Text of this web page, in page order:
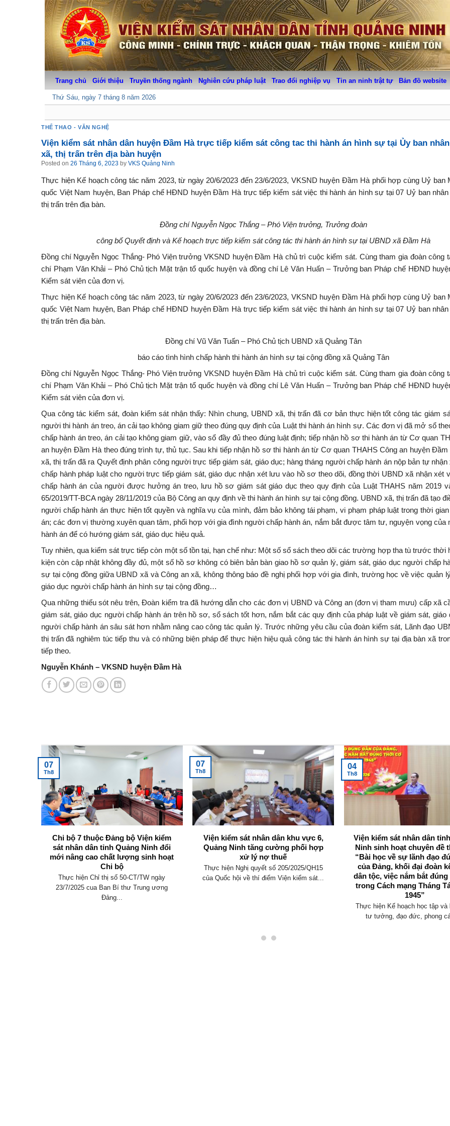
Trang chủ Giới thiệu Truyền thống ngành Nghiên cứu pháp luật Trao đổi nghiệp vụ Tin an ninh trật tự Bản đồ website
Thứ Sáu, ngày 7 tháng 8 năm 2026
THỂ THAO - VĂN NGHỆ
Viện kiểm sát nhân dân huyện Đầm Hà trực tiếp kiểm sát công tac thi hành án hình sự tại Ủy ban
xã, thị trấn trên địa bàn huyện
Posted on 26 Tháng 6, 2023 by VKS Quảng Ninh
Thực hiện Kế hoạch công tác năm 2023, từ ngày 20/6/2023 đến 23/6/2023, VKSND huyện Đầm Hà phối hợp cùng Uỷ ban
quốc Việt Nam huyện, Ban Pháp chế HĐND huyện Đầm Hà trực tiếp kiểm sát việc thi hành án hình sự tại 07 Uỷ ban nhân
thị trấn trên địa bàn.
Đồng chí Nguyễn Ngọc Thắng – Phó Viện trưởng, Trưởng đoàn
công bố Quyết định và Kế hoạch trực tiếp kiểm sát công tác thi hành án hình sự tại UBND xã Đầm Hà
Đồng chí Nguyễn Ngọc Thắng- Phó Viện trưởng VKSND huyện Đầm Hà chủ trì cuộc kiểm sát. Cùng tham gia đoàn công
chí Phạm Văn Khải – Phó Chủ tịch Mặt trận tổ quốc huyện và đồng chí Lê Văn Huấn – Trưởng ban Pháp chế HĐND
Kiểm sát viên của đơn vị.
Thực hiện Kế hoạch công tác năm 2023, từ ngày 20/6/2023 đến 23/6/2023, VKSND huyện Đầm Hà phối hợp cùng Uỷ ban
quốc Việt Nam huyện, Ban Pháp chế HĐND huyện Đầm Hà trực tiếp kiểm sát việc thi hành án hình sự tại 07 Uỷ ban nhân
thị trấn trên địa bàn.
Đồng chí Vũ Văn Tuấn – Phó Chủ tịch UBND xã Quảng Tân
báo cáo tình hình chấp hành thi hành án hình sự tại cộng đồng xã Quảng Tân
Đồng chí Nguyễn Ngọc Thắng- Phó Viện trưởng VKSND huyện Đầm Hà chủ trì cuộc kiểm sát. Cùng tham gia đoàn công
chí Phạm Văn Khải – Phó Chủ tịch Mặt trận tổ quốc huyện và đồng chí Lê Văn Huấn – Trưởng ban Pháp chế HĐND
Kiểm sát viên của đơn vị.
Qua công tác kiểm sát, đoàn kiểm sát nhận thấy: Nhìn chung, UBND xã, thị trấn đã cơ bản thực hiện tốt công tác giám
người thi hành án treo, án cải tạo không giam giữ theo đúng quy định của Luật thi hành án hình sự. Các đơn vị đã mở sổ
chấp hành án treo, án cải tạo không giam giữ, vào sổ đầy đủ theo đúng luật định; tiếp nhận hồ sơ thi hành án từ Cơ quan
an huyện Đầm Hà theo đúng trình tự, thủ tục. Sau khi tiếp nhận hồ sơ thi hành án từ Cơ quan THAHS Công an huyện Đầm
xã, thị trấn đã ra Quyết định phân công người trực tiếp giám sát, giáo dục; hàng tháng người chấp hành án nộp bản tự nhận
chấp hành pháp luật cho người trực tiếp giám sát, giáo dục nhận xét lưu vào hồ sơ theo dõi, đồng thời UBND xã nhận xét
chấp hành án của người được hưởng án treo, lưu hồ sơ giám sát giáo dục theo quy định của Luật THAHS năm 2019
65/2019/TT-BCA ngày 28/11/2019 của Bộ Công an quy định về thi hành án hình sự tại cộng đồng. UBND xã, thị trấn đã tạo
người chấp hành án thực hiện tốt quyền và nghĩa vụ của mình, đảm bảo không tái phạm, vi phạm pháp luật trong thời
án; các đơn vị thường xuyên quan tâm, phối hợp với gia đình người chấp hành án, nắm bắt được tâm tư, nguyện vọng của
hành án để có hướng giám sát, giáo dục hiệu quả.
Tuy nhiên, qua kiểm sát trực tiếp còn một số tồn tại, hạn chế như: Một số sổ sách theo dõi các trường hợp tha tù trước thời
kiện còn cập nhật không đầy đủ, một số hồ sơ không có biên bản bàn giao hồ sơ quản lý, giám sát, giáo dục người chấp
sự tại cộng đồng giữa UBND xã và Công an xã, không thông báo đề nghị phối hợp với gia đình, trường học về việc quản
giáo dục người chấp hành án hình sự tại cộng đồng…
Qua những thiếu sót nêu trên, Đoàn kiểm tra đã hướng dẫn cho các đơn vị UBND và Công an (đơn vị tham mưu) cấp xã
giám sát, giáo dục người chấp hành án trên hồ sơ, sổ sách tốt hơn, nắm bắt các quy định của pháp luật về giám sát, giáo
người chấp hành án sâu sát hơn nhằm nâng cao công tác quản lý. Trước những yêu cầu của đoàn kiểm sát, Lãnh đạo
thị trấn đã nghiêm túc tiếp thu và có những biện pháp để thực hiện hiệu quả công tác thi hành án hình sự tại địa bàn xã
tiếp theo.
Nguyễn Khánh – VKSND huyện Đầm Hà
Chi bộ 7 thuộc Đảng bộ Viện kiểm
sát nhân dân tỉnh Quảng Ninh đổi
mới nâng cao chất lượng sinh hoạt
Chi bộ
Thực hiện Chỉ thị số 50-CT/TW ngày
23/7/2025 cua Ban Bí thư Trung ương
Đảng...
07
Th8
Viện kiểm sát nhân dân khu vực 6,
Quảng Ninh tăng cường phối hợp
xử lý nợ thuế
Thực hiện Nghị quyết số 205/2025/QH15
của Quốc hội về thí điểm Viện kiểm sát...
07
Th8
Viện kiểm sát nhân dân
Ninh sinh hoạt chuyên đề
“Bài học về sự lãnh đạo
của Đảng, khối đại đoàn
dân tộc, việc nắm bắt
trong Cách mạng Tháng
1945”
Thực hiện Kế hoạch học tập và
tư tưởng, đạo đức, phong
04
Th8